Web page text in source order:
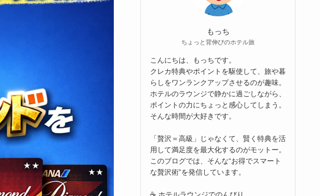
もっち
ちょっと背伸びのホテル旅
こんにちは、もっちです。
クレカ特典やポイントを駆使して、旅や暮
らしをワンランクアップさせるのが趣味。
ホテルのラウンジで静かに過ごしながら、
ポイントの力にちょっと感心してしまう。
そんな時間が大好きです。
「贅沢＝高級」じゃなくて、賢く特典を活
用して満足度を最大化するのがモットー。
このブログでは、そんな“お得でスマート
な贅沢術”を発信しています。
☕ ホテルラウンジでのんびり